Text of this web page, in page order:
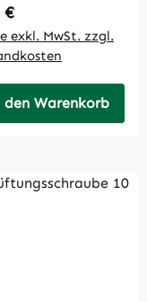
Preis:
€
exkl. MwSt. zzgl.
Warenkorb